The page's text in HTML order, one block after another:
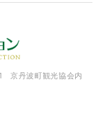
京丹波町観光協会内